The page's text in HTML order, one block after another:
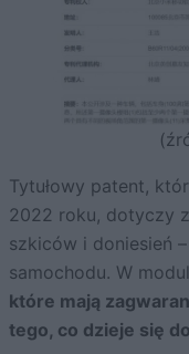
Tytułowy patent,
2022 roku, dotyczy
szkiców i doniesień
samochodu. W
które mają
tego, co dzieje się